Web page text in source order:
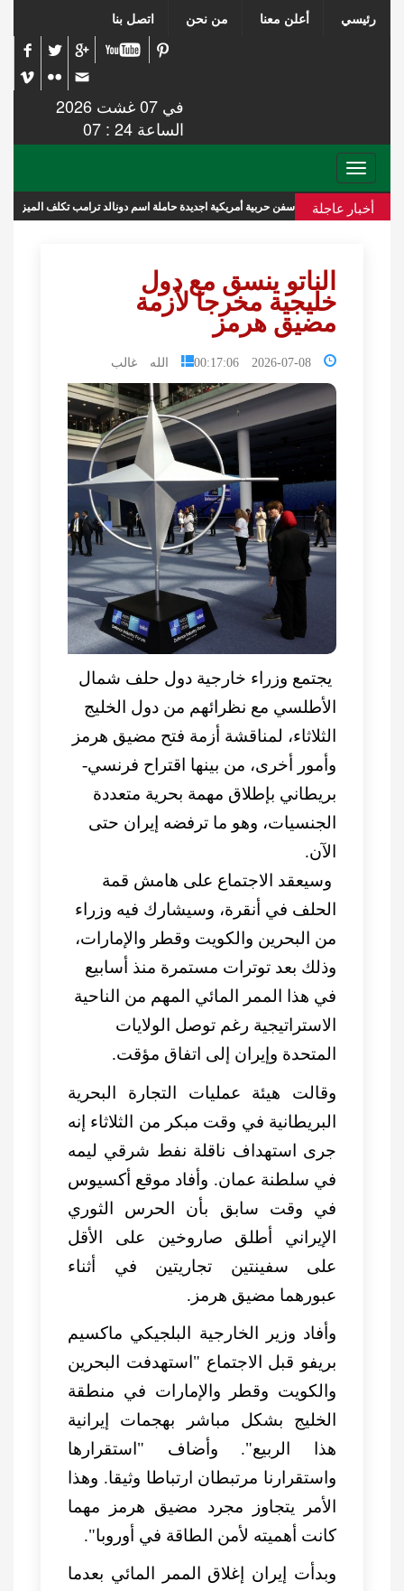
رئيسي أعلن معنا من نحن اتصل بنا
في 07 غشت 2026
الساعة 24 : 07
Toggle
navigation
أخبار عاجلة
سفن حربية أمريكية اجديدة حاملة اسم دونالد ترامب تكلف الميزانية 275 مليار دولار
الناتو ينسق مع دول
خليجية مخرجا لأزمة
مضيق هرمز
2026-07-08 00:17:06 الله غالب
يجتمع وزراء خارجية دول حلف شمال
الأطلسي مع نظرائهم من دول الخليج
الثلاثاء، لمناقشة أزمة فتح مضيق هرمز
وأمور أخرى، من بينها اقتراح فرنسي-
بريطاني بإطلاق مهمة بحرية متعددة
الجنسيات، وهو ما ترفضه إيران حتى
الآن.
وسيعقد الاجتماع على هامش قمة
الحلف في أنقرة، وسيشارك فيه وزراء
من البحرين والكويت وقطر والإمارات،
وذلك بعد توترات مستمرة منذ أسابيع
في هذا الممر المائي المهم من الناحية
الاستراتيجية رغم توصل الولايات
المتحدة وإيران إلى اتفاق مؤقت.
وقالت هيئة عمليات التجارة البحرية
البريطانية في وقت مبكر من الثلاثاء إنه
جرى استهداف ناقلة نفط شرقي ليمه
في سلطنة عمان. وأفاد موقع أكسيوس
في وقت سابق بأن الحرس الثوري
الإيراني أطلق صاروخين على الأقل
على سفينتين تجاريتين في أثناء
عبورهما مضيق هرمز.
وأفاد وزير الخارجية البلجيكي ماكسيم
بريفو قبل الاجتماع "استهدفت البحرين
والكويت وقطر والإمارات في منطقة
الخليج بشكل مباشر بهجمات إيرانية
هذا الربيع". وأضاف "استقرارها
واستقرارنا مرتبطان ارتباطا وثيقا. وهذا
الأمر يتجاوز مجرد مضيق هرمز مهما
كانت أهميته لأمن الطاقة في أوروبا".
وبدأت إيران إغلاق الممر المائي بعدما